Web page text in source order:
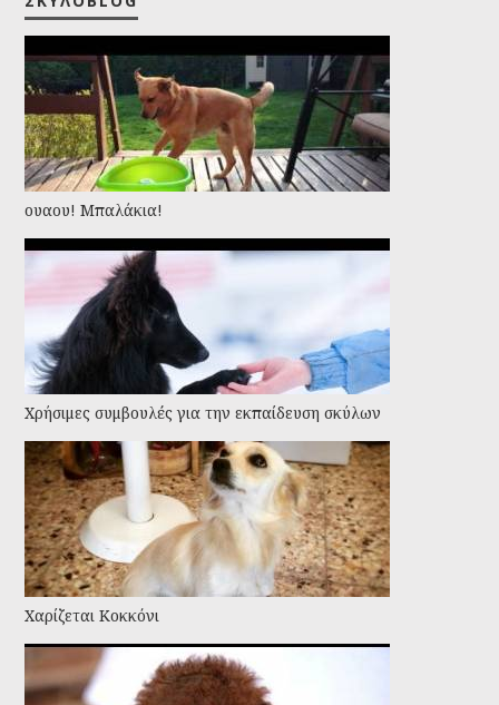
ουαου! Μπαλάκια!
Χρήσιμες συμβουλές για την εκπαίδευση σκύλων
Χαρίζεται Κοκκόνι